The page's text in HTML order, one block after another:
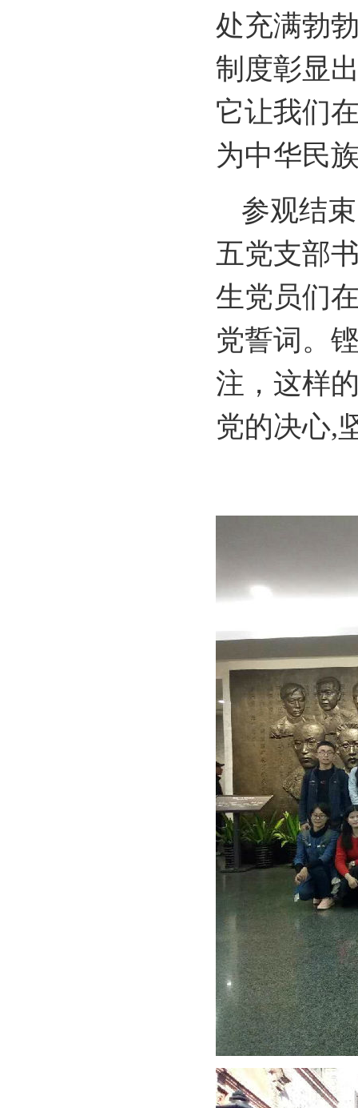
处充满勃
制度彰显
它让我们
为中华民
参观结
五党支部
生党员们
党誓词。
注，这样
党的决心,